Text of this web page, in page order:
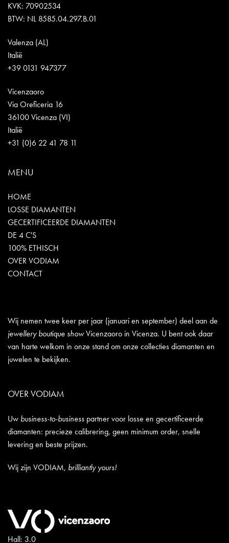
KVK: 70902534
BTW: NL 8585.04.297.B.01
Valenza (AL)
Italië
+39 0131 947377
Vicenzaoro
Via Oreficeria 16
36100 Vicenza (VI)
Italië
+31 (0)6 22 41 78 11
MENU
HOME
LOSSE DIAMANTEN
GECERTIFICEERDE DIAMANTEN
DE 4 C'S
100% ETHISCH
OVER VODIAM
CONTACT
Wij nemen twee keer per jaar (januari en september) deel aan de
jewellery boutique showVicenzaoro in Vicenza. U bent ook daar
van harte welkom in onze stand om onze collecties diamanten en
juwelen te bekijken.
OVER VODIAM
Uw business-to-business partner voor losse en gecertificeerde
diamanten: precieze calibrering, geen minimum order, snelle
levering en beste prijzen.
Wij zijn VODIAM, brilliantly yours!
Hall: 3.0